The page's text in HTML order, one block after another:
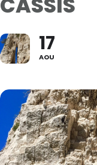
17
AOU